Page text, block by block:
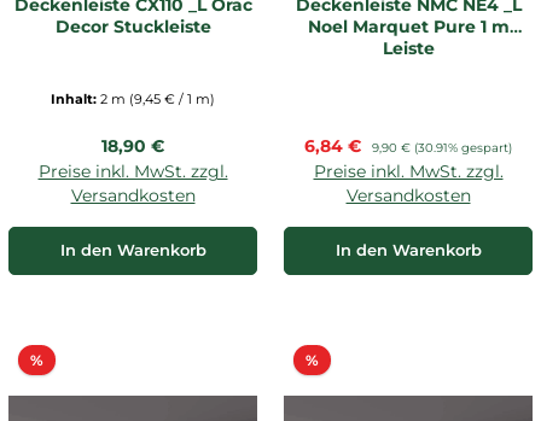
Deckenleiste CX110 _L Orac
Decor Stuckleiste
Inhalt: 2 m (9,45 € / 1 m)
Regulärer Preis:
18,90 €
Preise inkl. MwSt. zzgl.
Versandkosten
In den Warenkorb
Deckenleiste NMC NE4 _L
Noel Marquet Pure 1 m
Leiste
Verkaufspreis:
6,84 € Regulärer Preis:
9,90 € (30.91% gespart)
Preise inkl. MwSt. zzgl.
Versandkosten
In den Warenkorb
%Rabatt %Rabatt